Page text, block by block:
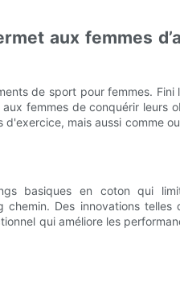
aux femmes
de sport pour femmes.
femmes de conquérir leurs
mais aussi comme
basiques en coton qui
Des innovations telles
qui améliore les